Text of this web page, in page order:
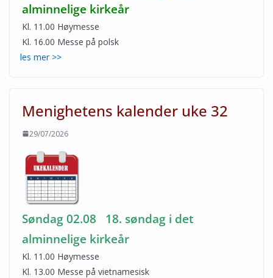
alminnelige kirkeår
Kl. 11.00 Høymesse
Kl. 16.00 Messe på polsk
les mer >>
Menighetens kalender uke 32
29/07/2026
Søndag 02.08 18. søndag i det
alminnelige kirkeår
Kl. 11.00 Høymesse
Kl. 13.00 Messe på vietnamesisk